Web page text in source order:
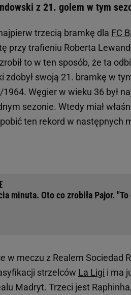
z 21. golem w tym
trzecią bramkę dla FC
przy trafieniu Roberta
to w ten sposób, że ta
zdobył swoją 21. bramkę w
Węgier w wieku 36 był
sezonie. Wtedy miał
ten rekord w następnych
minuta. Oto co zrobiła Pajor.
w meczu z Realem Sociedad
strzelców La Ligi i ma
Madryt. Trzeci jest